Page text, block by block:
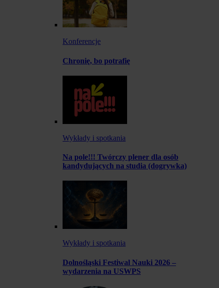
Konferencje
Chronię, bo potrafię
Wykłady i spotkania
Na pole!!! Twórczy plener dla osób
kandydujących na studia (dogrywka)
Wykłady i spotkania
Dolnośląski Festiwal Nauki 2026 –
wydarzenia na USWPS